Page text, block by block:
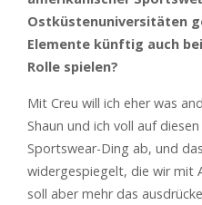
Ostküstenuniversitäten
Elemente künftig auch
Rolle spielen?
Mit Creu will ich eher was
Shaun und ich voll auf
Sportswear-Ding ab, und
widergespiegelt, die wir mit
soll aber mehr das